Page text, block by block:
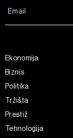
Ekonomija
Biznis
Politika
Tržišta
Prestiž
Tehnologija